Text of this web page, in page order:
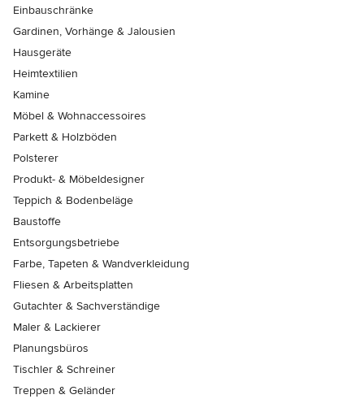
Einbauschränke
Gardinen, Vorhänge & Jalousien
Hausgeräte
Heimtextilien
Kamine
Möbel & Wohnaccessoires
Parkett & Holzböden
Polsterer
Produkt- & Möbeldesigner
Teppich & Bodenbeläge
Baustoffe
Entsorgungsbetriebe
Farbe, Tapeten & Wandverkleidung
Fliesen & Arbeitsplatten
Gutachter & Sachverständige
Maler & Lackierer
Planungsbüros
Tischler & Schreiner
Treppen & Geländer